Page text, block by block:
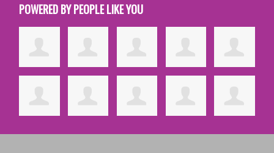
POWERED BY PEOPLE LIKE YOU